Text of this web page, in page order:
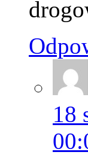
18